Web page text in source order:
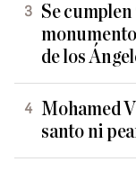
Se cumplen
de los
Mohamed
santo ni